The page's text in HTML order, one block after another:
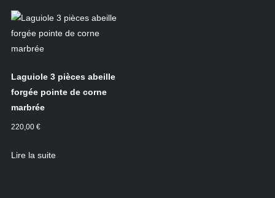
Laguiole 3 pièces abeille
forgée pointe de corne
marbrée
220,00 €
Lire la suite